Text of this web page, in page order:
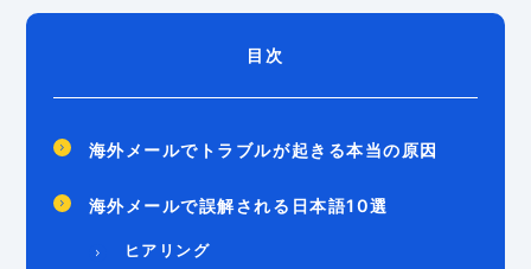
目次
海外メールでトラブルが起きる本当の原因
海外メールで誤解される日本語10選
ヒアリング